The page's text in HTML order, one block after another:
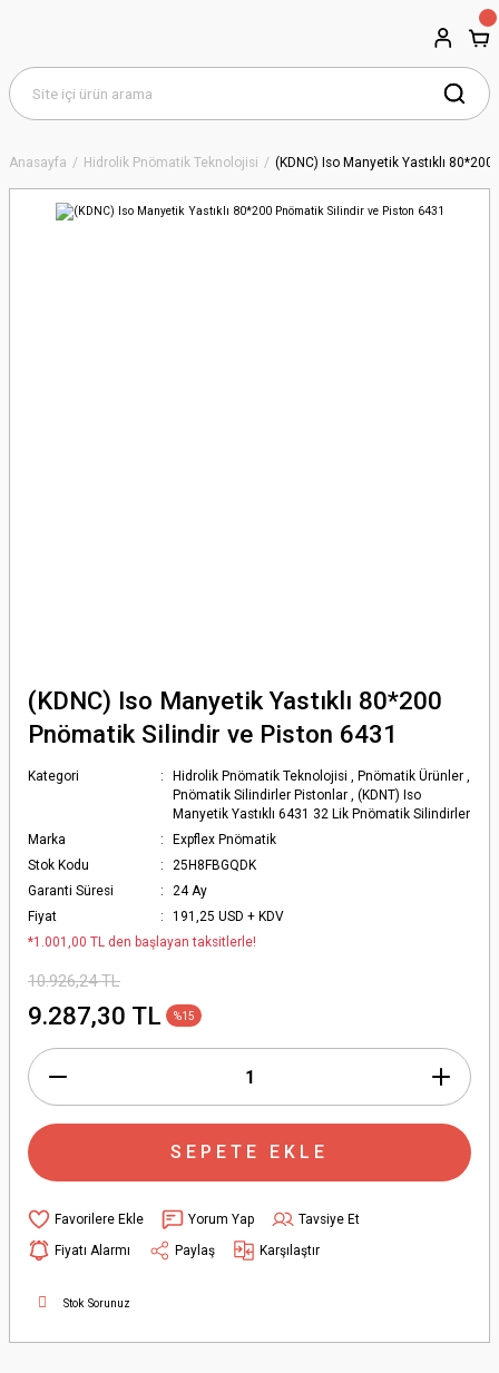
Anasayfa Hidrolik Pnömatik Teknolojisi (KDNC) Iso Manyetik Yastıklı
(KDNC) Iso Manyetik Yastıklı 80*200
Pnömatik Silindir ve Piston 6431
Kategori Hidrolik Pnömatik Teknolojisi , Pnömatik Ürünler ,
Pnömatik Silindirler Pistonlar ,(KDNT) Iso
Manyetik Yastıklı 6431 32 Lik Pnömatik Silindirler
Marka
Expflex Pnömatik
Stok Kodu
25H8FBGQDK
Garanti Süresi
24 Ay
Fiyat
191,25 USD + KDV
*1.001,00 TL den başlayan taksitlerle!
10.926,24 TL
9.287,30 TL %15
SEPETE EKLE
Yorum Yap
Tavsiye Et
Fiyatı Alarmı
Paylaş Karşılaştır
Stok Sorunuz